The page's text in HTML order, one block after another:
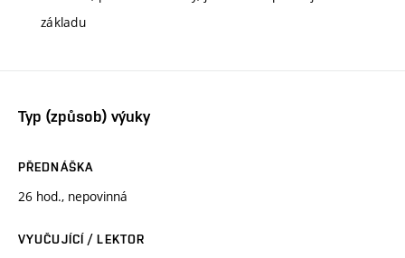
základu
Typ (způsob) výuky
PŘEDNÁŠKA
26 hod., nepovinná
VYUČUJÍCÍ / LEKTOR